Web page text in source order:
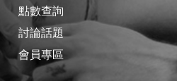
點數查詢
討論話題
會員專區